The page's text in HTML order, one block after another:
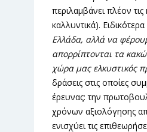
περιλαμβάνει πλέον
καλλυντικά).
Ελλάδα, αλλά να
απορρίπτονται τα
χώρα μας ελκυστικός
δράσεις στις οποίες
έρευνας: την
χρόνων αξιολόγησης
ενισχύει τις